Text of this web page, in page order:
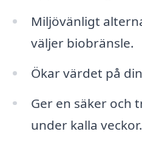
Miljövänligt
väljer biobränsle.
Ökar värdet på
Ger en säker och
under kalla veckor.